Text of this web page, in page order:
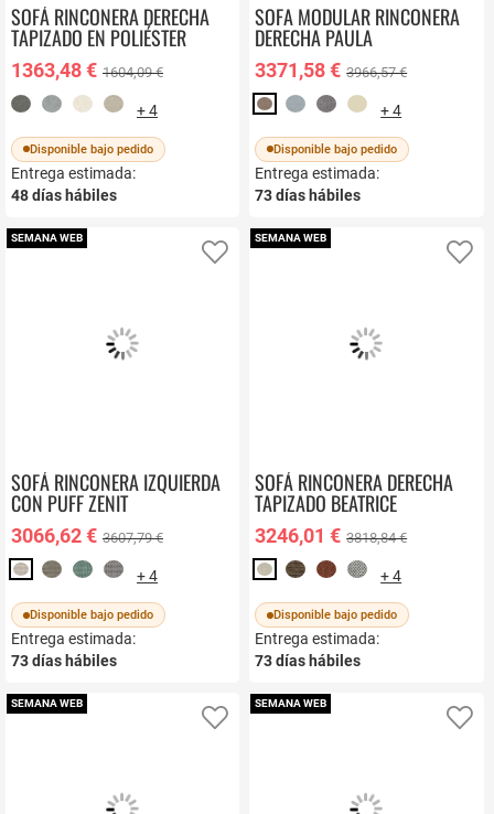
SOFÁ RINCONERA DERECHA
TAPIZADO EN POLIÉSTER
DESENFUNDABLE OXFORD
1363,48 € 1604,09 €
+ 4
Disponible bajo pedido
Entrega estimada:
48días hábiles
SOFA MODULAR RINCONERA
DERECHA PAULA
3371,58 € 3966,57 €
+ 4
Disponible bajo pedido
Entrega estimada:
73días hábiles
SEMANA WEB
Añadir a favoritos
SOFÁ RINCONERA IZQUIERDA
CON PUFF ZENIT
3066,62 € 3607,79 €
+ 4
Disponible bajo pedido
Entrega estimada:
73días hábiles
SEMANA WEB
SOFÁ RINCONERA DERECHA
TAPIZADO BEATRICE
3246,01 € 3818,84 €
+ 4
Disponible bajo pedido
Entrega estimada:
73días hábiles
SEMANA WEB
Añadir a favoritos
SEMANA WEB